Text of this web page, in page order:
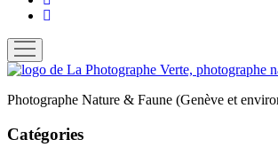
ouvrir
menu
La
Verte
Photographe Nature & Faune (Genève et
Catégories